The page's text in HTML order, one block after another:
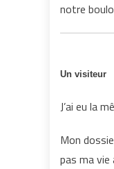
notre
Un visiteur
J’ai eu la
Mon
pas ma vie